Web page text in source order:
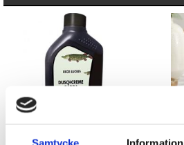
Duschcreme - Gädda